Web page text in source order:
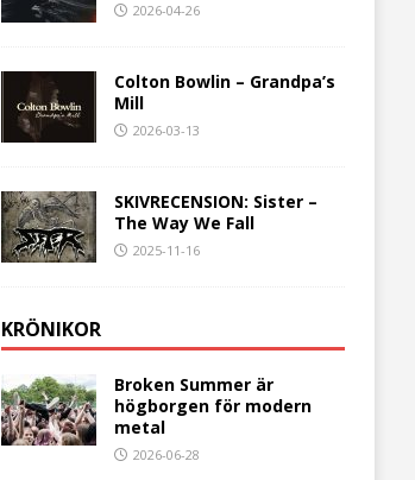
2026-04-26
Colton Bowlin – Grandpa’s
Mill
2026-03-13
SKIVRECENSION: Sister –
The Way We Fall
2025-11-16
KRÖNIKOR
Broken Summer är
högborgen för modern
metal
2026-06-28